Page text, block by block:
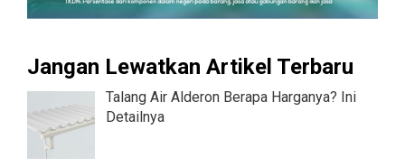
Jangan Lewatkan Artikel Terbaru
Talang Air Alderon Berapa Harganya? Ini
Detailnya